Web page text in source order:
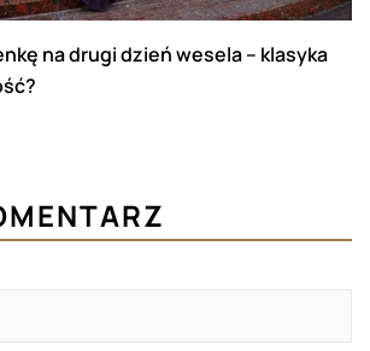
na drugi dzień wesela – klasyka